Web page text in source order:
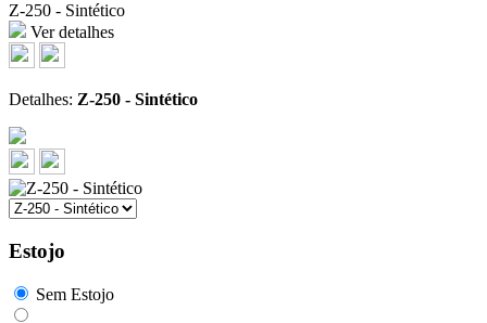
Z-250 - Sintético
Ver detalhes
Detalhes: Z-250 - Sintético
Estojo
Sem Estojo